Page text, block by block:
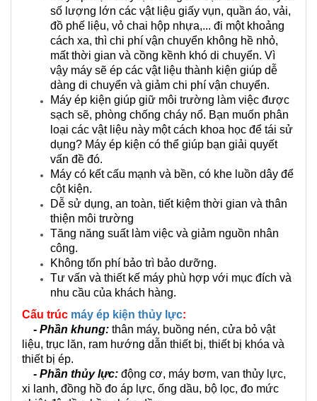
số lượng lớn các vật liệu giấy vụn, quần áo, vải,
đồ phế liệu, vỏ chai hộp nhựa,... đi một khoảng
cách xa, thì chi phí vận chuyển không hề nhỏ,
mất thời gian và cồng kềnh khó di chuyển. Vì
vậy máy sẽ ép các vật liệu thành kiện giúp dễ
dàng di chuyển và giảm chi phí vận chuyển.
Máy ép kiện giúp giữ môi trường làm việc được
sạch sẽ, phòng chống cháy nổ. Bạn muốn phân
loại các vật liệu này một cách khoa học để tái sử
dụng? Máy ép kiện có thể giúp bạn giải quyết
vấn đề đó.
Máy có kết cấu mạnh và bền, có khe luồn dây để
cột kiện.
Dễ sử dụng, an toàn, tiết kiệm thời gian và thân
thiện môi trường
Tăng năng suất làm việc và giảm nguồn nhân
công.
Không tốn phí bảo trì bảo dưỡng.
Tư vấn và thiết kế máy phù hợp với mục đích và
nhu cầu của khách hàng.
Cấu trúc máy ép kiện thủy lực:
- Phần khung: thân máy, buồng nén, cửa bỏ vật
liệu, trục lăn, ram hướng dẫn thiết bị, thiết bị khóa và
thiết bị ép.
- Phần thủy lực: động cơ, máy bơm, van thủy lực,
xi lanh, đồng hồ đo áp lực, ống dầu, bộ lọc, đo mức